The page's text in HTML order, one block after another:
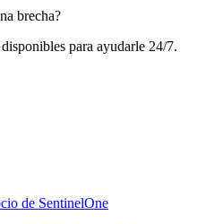
brecha?
para ayudarle 24/7.
de SentinelOne